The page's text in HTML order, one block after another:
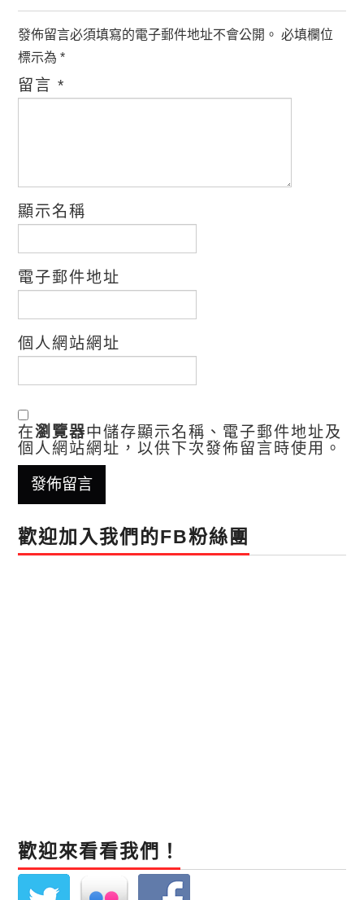
發佈留言必須填寫的電子郵件地址不會公開。 必填欄位
標示為*
留言*
顯示名稱
電子郵件地址
個人網站網址
在瀏覽器中儲存顯示名稱、電子郵件地址及
個人網站網址，以供下次發佈留言時使用。
歡迎加入我們的FB粉絲團
歡迎來看看我們！